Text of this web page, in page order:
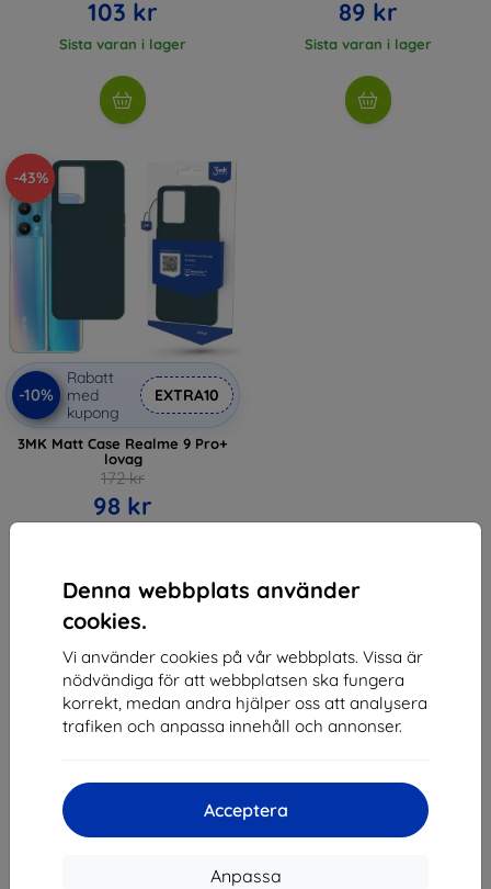
Denna webbplats använder
cookies.
Vi använder cookies på vår webbplats. Vissa är
nödvändiga för att webbplatsen ska fungera
korrekt, medan andra hjälper oss att analysera
trafiken och anpassa innehåll och annonser.
Acceptera
Anpassa
103 kr
Sista varan i lager
89 kr
Sista varan i lager
-43%
-10%
Rabatt
med
kupong
EXTRA10
3MK Matt Case Realme 9 Pro+
lovag
172 kr
98 kr
av totalt .